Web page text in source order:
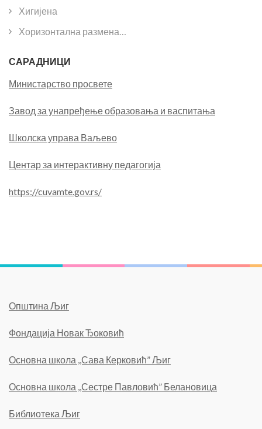
Хигијена
Хоризонтална размена…
САРАДНИЦИ
Министарство просвете
Завод за унапређење образовања и васпитања
Школска управа Ваљево
Центар за интерактивну педагогија
https://cuvamte.gov.rs/
Општина Љиг
Фондација Новак Ђоковић
Основна школа ,,Сава Керковић” Љиг
Основна школа ,,Сестре Павловић” Белановица
Библиотека Љиг